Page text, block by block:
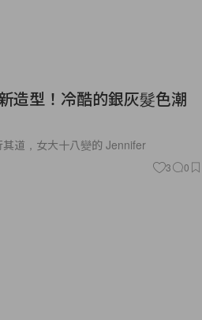
造型！冷酷的銀灰髮色潮
道，女大十八變的 Jennifer
3 0